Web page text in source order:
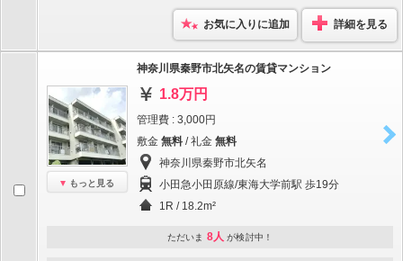
お気に入りに追加 詳細を見る
もっと見る
神奈川県秦野市北矢名の賃貸マンション
1.8万円
管理費 : 3,000円
敷金 無料 / 礼金 無料
神奈川県秦野市北矢名
小田急小田原線/東海大学前駅 歩19分
1R / 18.2m²
ただいま 8人 が検討中！